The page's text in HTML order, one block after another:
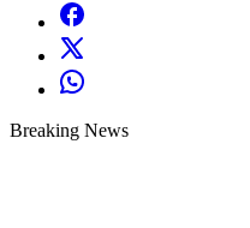
Breaking News